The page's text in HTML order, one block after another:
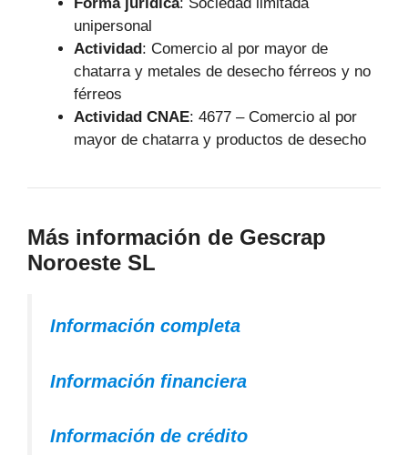
unipersonal
Actividad: Comercio al por mayor de
chatarra y metales de desecho férreos y no
férreos
Actividad CNAE: 4677 – Comercio al por
mayor de chatarra y productos de desecho
Más información de Gescrap
Noroeste SL
Información completa
Información financiera
Información de crédito